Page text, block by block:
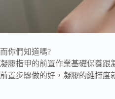
而你們知道嗎?
凝膠指甲的前置作業基礎保養跟
前置步驟做的好，凝膠的維持度